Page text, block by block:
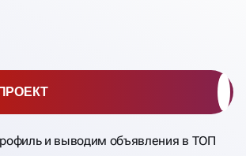
и выводим объявления в ТОП